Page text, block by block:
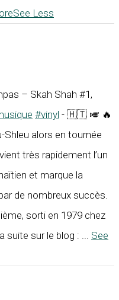
See Less
– Skah Shah #1,
#vinyl - 🇭🇹 🎺 🔥
Shleu alors en tournée
très rapidement l’un
et marque la
de nombreux succès.
sorti en 1979 chez
suite sur le blog : ... See